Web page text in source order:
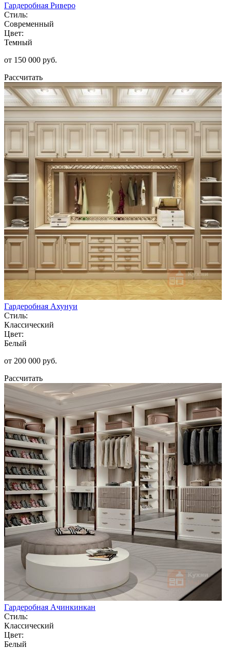
Гардеробная Риверо
Стиль:
Современный
Цвет:
Темный
от 150 000 руб.
Рассчитать
Гардеробная Ахунуи
Стиль:
Классический
Цвет:
Белый
от 200 000 руб.
Рассчитать
Гардеробная Ачинкинкан
Стиль:
Классический
Цвет:
Белый